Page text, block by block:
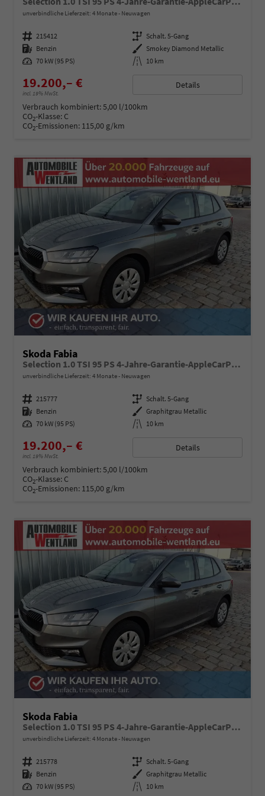
unverbindliche Lieferzeit: 4 Monate Neuwagen
Fahrzeugnummer 215412 Getriebe Schalt. 5-Gang
Kraftstoff Benzin Außenfarbe Smokey Diamond Metallic
Leistung 70 kW (95 PS) Kilometerstand 10 km
19.200,– €
incl. 19% MwSt.
Details
Verbrauch kombiniert:5,00 l/100km
CO2-Klasse: C
CO2-Emissionen: 115,00 g/km
Skoda Fabia
Selection 1.0 TSI 95 PS 4-Jahre-Garantie-AppleCarPlay-AndroidAuto-LED-PDC-Sitzheizung-DAB-Klima
unverbindliche Lieferzeit: 4 Monate Neuwagen
Fahrzeugnummer 215777 Getriebe Schalt. 5-Gang
Kraftstoff Benzin Außenfarbe Graphitgrau Metallic
Leistung 70 kW (95 PS) Kilometerstand 10 km
19.200,– €
incl. 19% MwSt.
Details
Verbrauch kombiniert:5,00 l/100km
CO2-Klasse: C
CO2-Emissionen: 115,00 g/km
Skoda Fabia
Selection 1.0 TSI 95 PS 4-Jahre-Garantie-AppleCarPlay-AndroidAuto-LED-PDC-Sitzheizung-DAB-Klima
unverbindliche Lieferzeit: 4 Monate Neuwagen
Fahrzeugnummer 215778 Getriebe Schalt. 5-Gang
Kraftstoff Benzin Außenfarbe Graphitgrau Metallic
Leistung 70 kW (95 PS) Kilometerstand 10 km